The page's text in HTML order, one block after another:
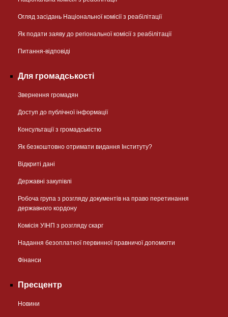
Огляд засідань Національної комісії з реабілітації
Як подати заяву до регіональної комісії з реабілітації
Питання-відповіді
Для громадськості
Звернення громадян
Доступ до публічної інформації
Консультації з громадськістю
Як безкоштовно отримати видання Інституту?
Відкриті дані
Державні закупівлі
Робоча група з розгляду документів на право перетинання
державного кордону
Комісія УІНП з розгляду скарг
Надання безоплатної первинної правничої допомогти
Фінанси
Пресцентр
Новини